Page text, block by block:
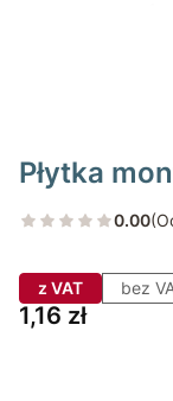
Płytka
0.00
z VAT bez
Cena
1,16 zł